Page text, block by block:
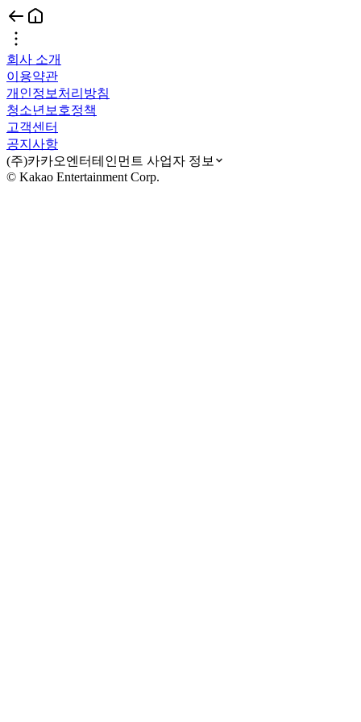
회사 소개
이용약관
개인정보처리방침
청소년보호정책
고객센터
공지사항
(주)카카오엔터테인먼트 사업자 정보
© Kakao Entertainment Corp.